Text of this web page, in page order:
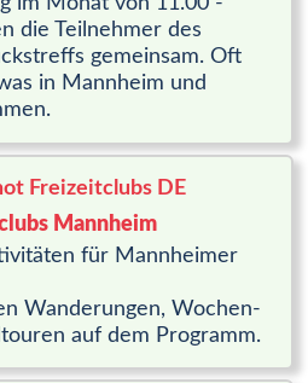
die Teilnehmer des
gemeinsam. Oft
in Mannheim und
Mannheim
für Mannheimer
Wan­derungen, Wo­chen­
auf dem Programm.